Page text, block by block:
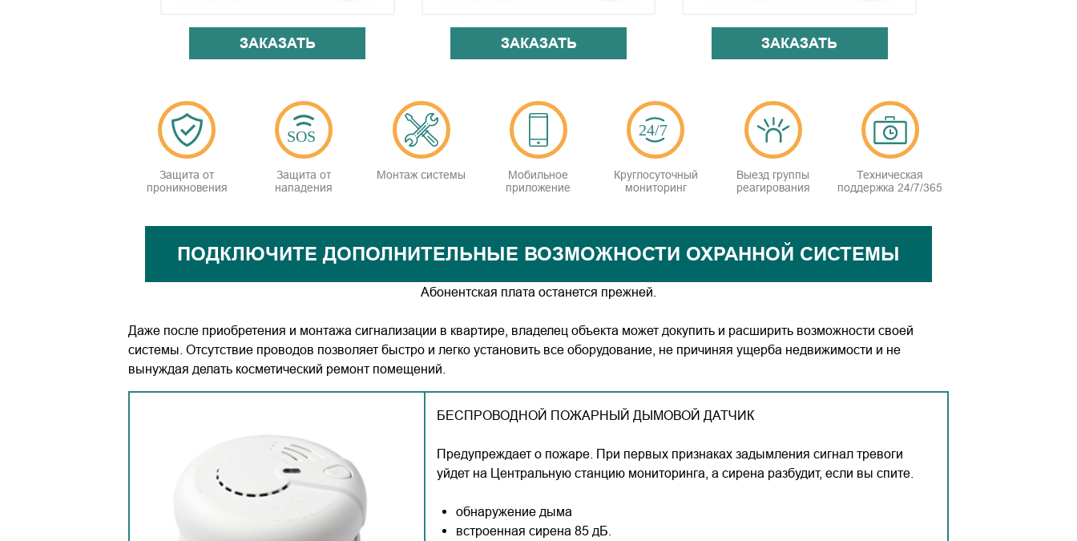
ЗАКАЗАТЬ ЗАКАЗАТЬ ЗАКАЗАТЬ
Защита от
проникновения
Защита от
нападения
Монтаж системы
Мобильное
приложение
Круглосуточный
мониторинг
Выезд группы
реагирования
Техническая
поддержка 24/7/365
ПОДКЛЮЧИТЕ ДОПОЛНИТЕЛЬНЫЕ ВОЗМОЖНОСТИ ОХРАННОЙ СИСТЕМЫ
Абонентская плата останется прежней.
Даже после приобретения и монтажа сигнализации в квартире, владелец объекта может докупить и расширить возможности своей
системы. Отсутствие проводов позволяет быстро и легко установить все оборудование, не причиняя ущерба недвижимости и не
вынуждая делать косметический ремонт помещений.
БЕСПРОВОДНОЙ ПОЖАРНЫЙ ДЫМОВОЙ ДАТЧИК
Предупреждает о пожаре. При первых признаках задымления сигнал тревоги
уйдет на Центральную станцию мониторинга, а сирена разбудит, если вы спите.
обнаружение дыма
встроенная сирена 85 дБ.